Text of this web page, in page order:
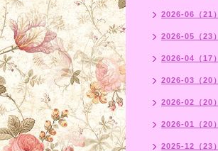
2026-06（21）
2026-05（23）
2026-04（17）
2026-03（20）
2026-02（20）
2026-01（20）
2025-12（23）